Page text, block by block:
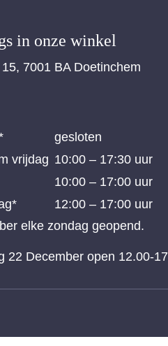
in onze winkel
7001 BA Doetinchem
gesloten
vrijdag 10:00 – 17:30 uur
10:00 – 17:00 uur
12:00 – 17:00 uur
elke zondag geopend.
22 December open 12.00-